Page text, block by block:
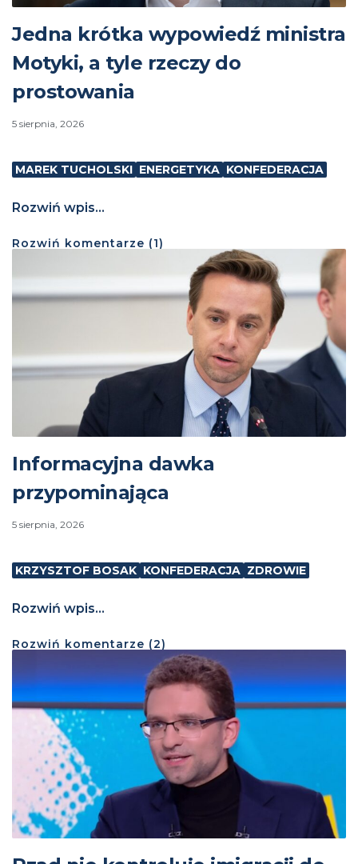
Jedna krótka wypowiedź ministra
Motyki, a tyle rzeczy do
prostowania
5 sierpnia, 2026
MAREK TUCHOLSKI ENERGETYKA KONFEDERACJA
Rozwiń wpis...
Rozwiń komentarze (1)
Informacyjna dawka
przypominająca
5 sierpnia, 2026
KRZYSZTOF BOSAK KONFEDERACJA ZDROWIE
Rozwiń wpis...
Rozwiń komentarze (2)